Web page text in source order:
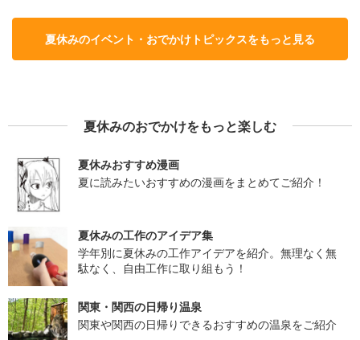
夏休みのイベント・おでかけトピックスをもっと見る
夏休みのおでかけをもっと楽しむ
夏休みおすすめ漫画
夏に読みたいおすすめの漫画をまとめてご紹介！
夏休みの工作のアイデア集
学年別に夏休みの工作アイデアを紹介。無理なく無
駄なく、自由工作に取り組もう！
関東・関西の日帰り温泉
関東や関西の日帰りできるおすすめの温泉をご紹介